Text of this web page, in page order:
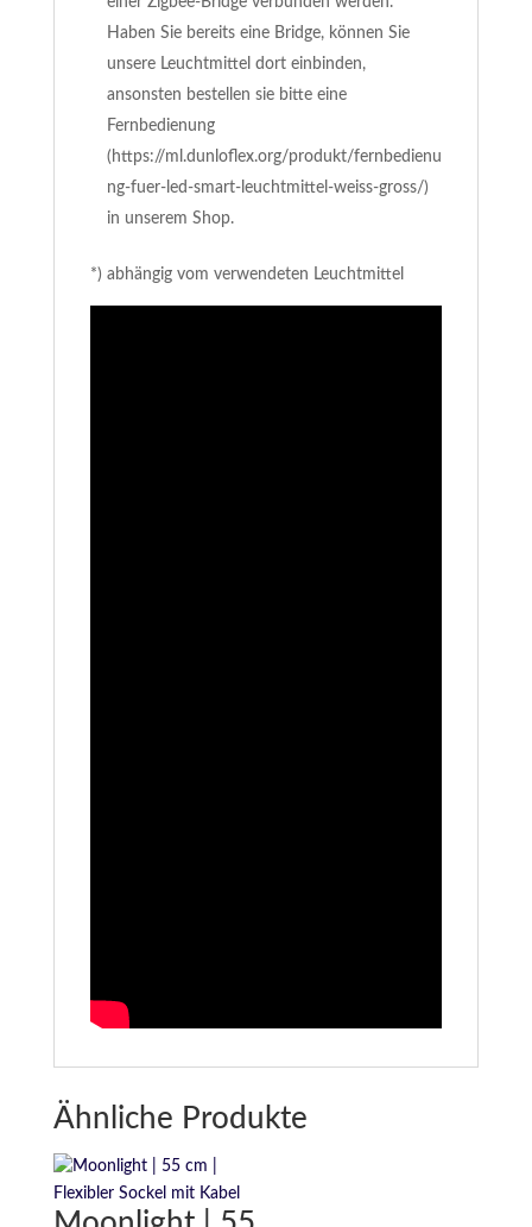
Haben Sie bereits eine Bridge, können Sie
unsere Leuchtmittel dort einbinden,
ansonsten bestellen sie bitte eine
Fernbedienung
(https://ml.dunloflex.org/produkt/fernbedienu
ng-fuer-led-smart-leuchtmittel-weiss-gross/)
in unserem Shop.
*) abhängig vom verwendeten Leuchtmittel
Ähnliche Produkte